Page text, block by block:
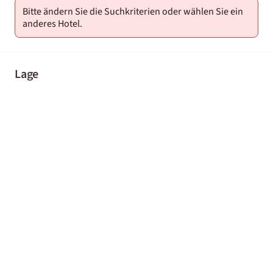
Bitte ändern Sie die Suchkriterien oder wählen Sie ein
anderes Hotel.
Lage